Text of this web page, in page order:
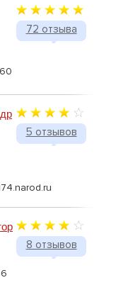
72 отзыва
5 отзывов
8 отзывов